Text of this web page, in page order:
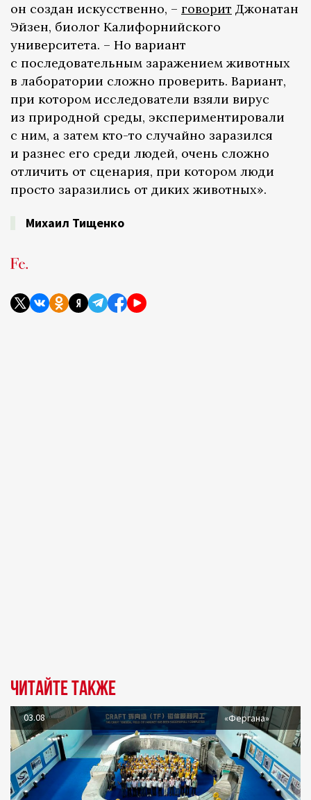
он создан искусственно, – говорит Джонатан
Эйзен, биолог Калифорнийского
университета. – Но вариант
с последовательным заражением животных
в лаборатории сложно проверить. Вариант,
при котором исследователи взяли вирус
из природной среды, экспериментировали
с ним, а затем кто-то случайно заразился
и разнес его среди людей, очень сложно
отличить от сценария, при котором люди
просто заразились от диких животных».
Михаил Тищенко
Читайте также
03.08 «Фергана»